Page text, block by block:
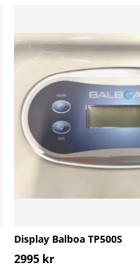
Display Balboa TP500S
2995 kr